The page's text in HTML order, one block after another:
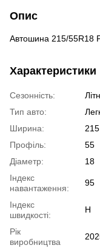
Опис
Автошина 215/55R18
Характеристики
Сезонність:
Тип авто:
Ширина:
215
Профіль:
55
Діаметр:
18
Індекс
навантаження:
95
Індекс
швидкості:
H
Рік
виробництва